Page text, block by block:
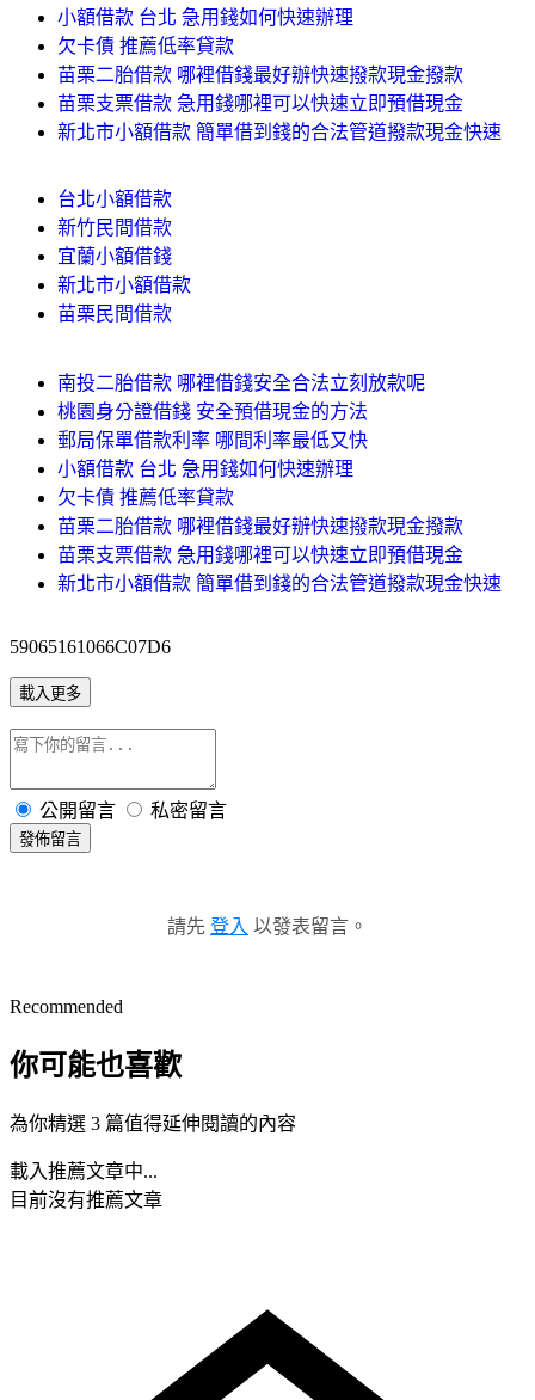
小額借款 台北 急用錢如何快速辦理
欠卡債 推薦低率貸款
苗栗二胎借款 哪裡借錢最好辦快速撥款現金撥款
苗栗支票借款 急用錢哪裡可以快速立即預借現金
新北市小額借款 簡單借到錢的合法管道撥款現金快速
台北小額借款
新竹民間借款
宜蘭小額借錢
新北市小額借款
苗栗民間借款
南投二胎借款 哪裡借錢安全合法立刻放款呢
桃園身分證借錢 安全預借現金的方法
郵局保單借款利率 哪間利率最低又快
小額借款 台北 急用錢如何快速辦理
欠卡債 推薦低率貸款
苗栗二胎借款 哪裡借錢最好辦快速撥款現金撥款
苗栗支票借款 急用錢哪裡可以快速立即預借現金
新北市小額借款 簡單借到錢的合法管道撥款現金快速
59065161066C07D6
載入更多
公開留言 私密留言
發佈留言
請先 登入 以發表留言。
Recommended
你可能也喜歡
為你精選 3 篇值得延伸閱讀的內容
載入推薦文章中...
目前沒有推薦文章